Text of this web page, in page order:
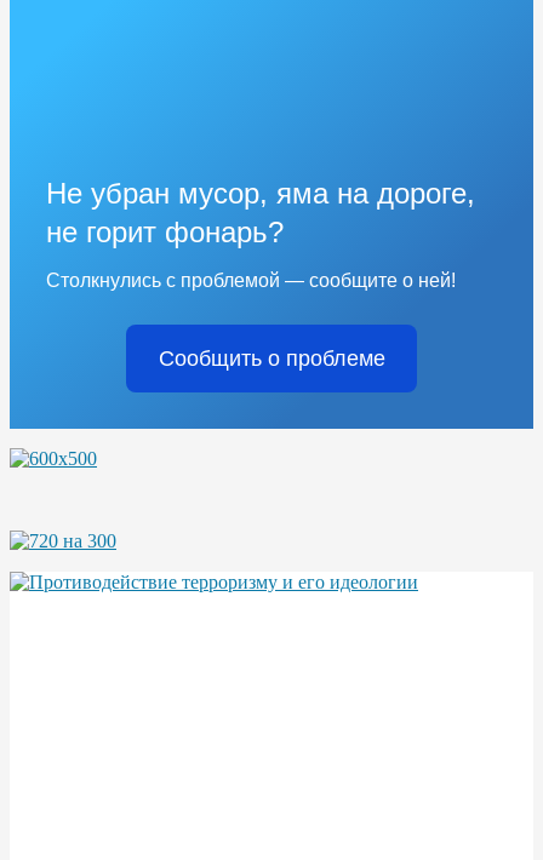
Не убран мусор, яма на дороге,
не горит фонарь?
Столкнулись с проблемой — сообщите о ней!
Сообщить о проблеме